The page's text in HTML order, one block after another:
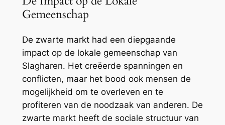
Gemeenschap
De zwarte markt had een diepgaande
impact op de lokale gemeenschap van
Slagharen. Het creëerde spanningen en
conflicten, maar het bood ook mensen de
mogelijkheid om te overleven en te
profiteren van de noodzaak van anderen. De
zwarte markt heeft de sociale structuur van